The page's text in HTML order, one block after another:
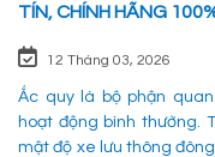
TÍN, CHÍNH HÃNG
12 Tháng 03, 2026
Ắc quy là bộ phận
hoạt động bình thường.
mật độ xe lưu thông